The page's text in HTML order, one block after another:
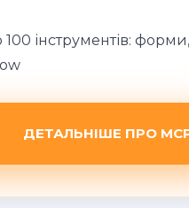
інструментів:
ДЕТАЛЬНІШЕ ПРО